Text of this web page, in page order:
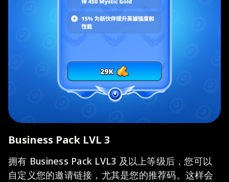
Business Pack LVL 3
拥有 Business Pack LVL3 及以上等级后，您可以
自定义您的邀请链接，尤其是您的推荐码。这样会